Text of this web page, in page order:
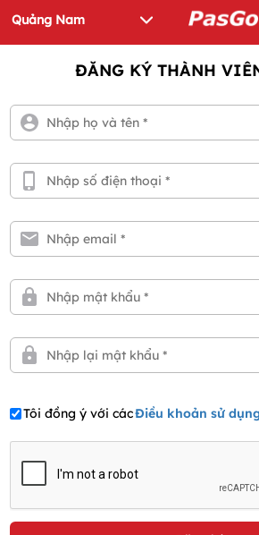
ĐĂNG KÝ THÀNH
Tôi đồng ý với cácĐiều khoản sử